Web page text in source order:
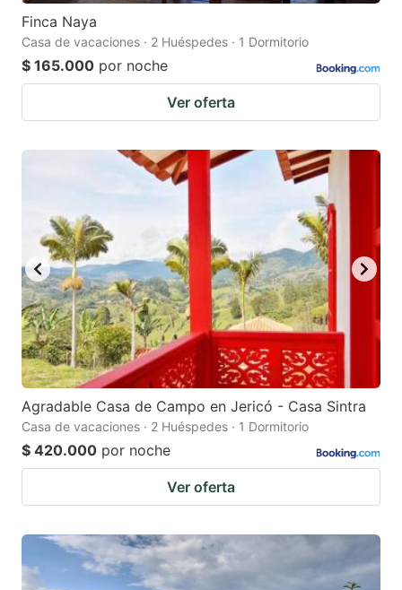
changing
dates.
dates.
Finca Naya
Casa de vacaciones · 2 Huéspedes · 1 Dormitorio
$ 165.000 por noche
Ver oferta
Agradable Casa de Campo en Jericó - Casa Sintra
Casa de vacaciones · 2 Huéspedes · 1 Dormitorio
$ 420.000 por noche
Ver oferta